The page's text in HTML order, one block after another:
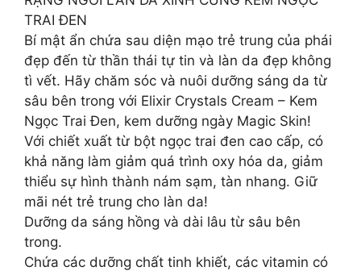
TRAI ĐEN
Bí mật ẩn chứa sau diện mạo trẻ trung của phái
đẹp đến từ thần thái tự tin và làn da đẹp không
tì vết. Hãy chăm sóc và nuôi dưỡng sáng da từ
sâu bên trong với Elixir Crystals Cream – Kem
Ngọc Trai Đen, kem dưỡng ngày Magic Skin!
Với chiết xuất từ bột ngọc trai đen cao cấp, có
khả năng làm giảm quá trình oxy hóa da, giảm
thiểu sự hình thành nám sạm, tàn nhang. Giữ
mãi nét trẻ trung cho làn da!
Dưỡng da sáng hồng và dài lâu từ sâu bên
trong.
Chứa các dưỡng chất tinh khiết, các vitamin có